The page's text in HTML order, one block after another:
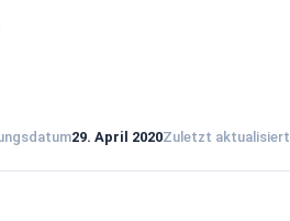
29. April 2020Zuletzt aktualisiert